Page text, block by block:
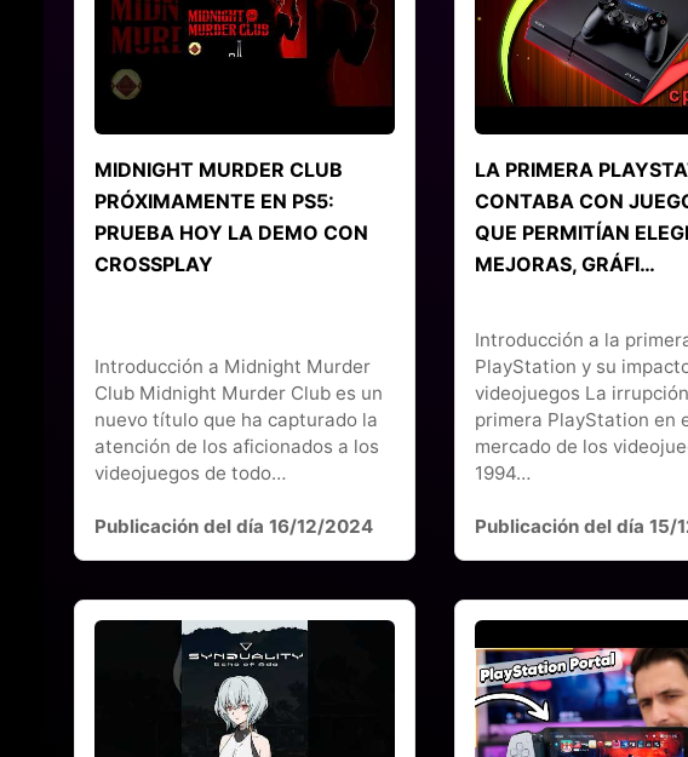
MIDNIGHT MURDER CLUB
PRÓXIMAMENTE EN PS5:
PRUEBA HOY LA DEMO CON
CROSSPLAY
Introducción a Midnight Murder
Club Midnight Murder Club es un
nuevo título que ha capturado la
atención de los aficionados a los
videojuegos de todo…
Publicación del día 16/12/2024
LA PRIMERA
CONTABA CON
QUE PERMITÍAN
MEJORAS, GRÁFI…
Introducción a la
PlayStation y su
videojuegos La
primera PlayStation en
mercado de los
1994…
Publicación del día 15/